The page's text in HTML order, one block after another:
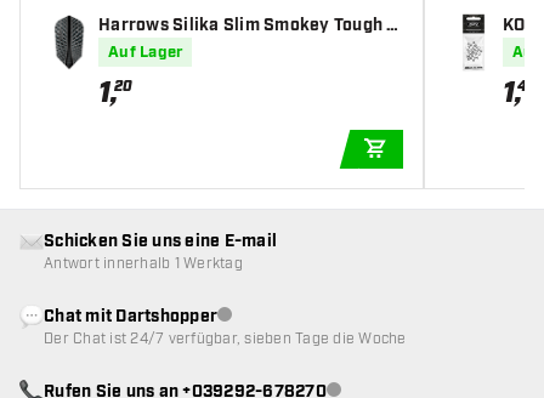
Harrows Silika Slim Smokey Tough C
rystalline Coated - Dart Flights
Auf Lager
1,20
Auf
1,45
Schicken Sie uns eine E-mail
Antwort innerhalb 1 Werktag
Chat mit DartshopperKundenservice nicht verfügbar
Der Chat ist 24/7 verfügbar, sieben Tage die Woche
Rufen Sie uns an +039292-678270